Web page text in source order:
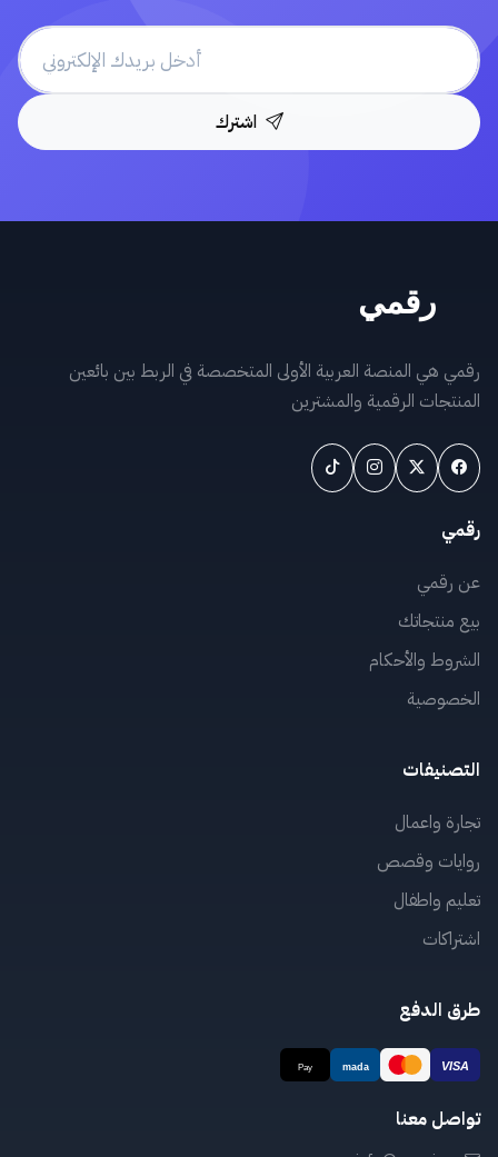
اشترك
رقمي هي المنصة العربية الأولى المتخصصة في الربط بين بائعين
المنتجات الرقمية والمشترين
رقمي
عن رقمي
بيع منتجاتك
الشروط والأحكام
الخصوصية
التصنيفات
تجارة واعمال
روايات وقصص
تعليم واطفال
اشتراكات
طرق الدفع
تواصل معنا